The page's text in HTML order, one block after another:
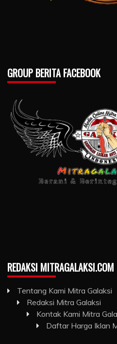
GROUP BERITA FACEBOOK
REDAKSI MITRAGALAKSI.COM
Tentang Kami Mitra Galaksi
Redaksi Mitra Galaksi
Kontak Kami Mitra
Daftar Harga Iklan